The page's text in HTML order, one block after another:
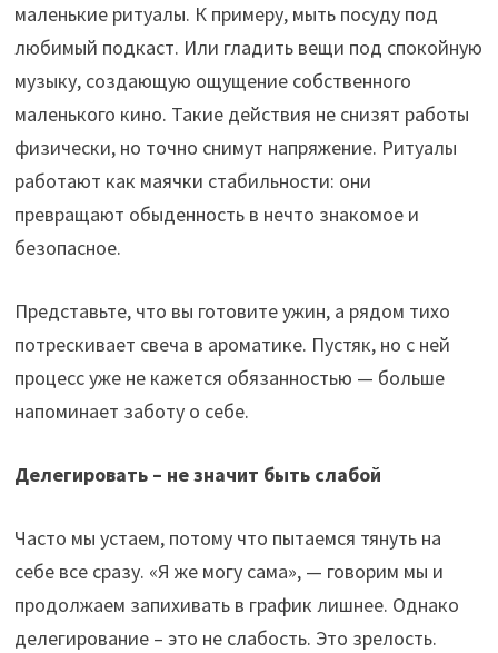
маленькие ритуалы. К примеру, мыть посуду под
любимый подкаст. Или гладить вещи под спокойную
музыку, создающую ощущение собственного
маленького кино. Такие действия не снизят работы
физически, но точно снимут напряжение. Ритуалы
работают как маячки стабильности: они
превращают обыденность в нечто знакомое и
безопасное.
Представьте, что вы готовите ужин, а рядом тихо
потрескивает свеча в ароматике. Пустяк, но с ней
процесс уже не кажется обязанностью — больше
напоминает заботу о себе.
Делегировать – не значит быть слабой
Часто мы устаем, потому что пытаемся тянуть на
себе все сразу. «Я же могу сама», — говорим мы и
продолжаем запихивать в график лишнее. Однако
делегирование – это не слабость. Это зрелость.